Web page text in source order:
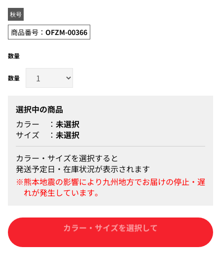
秋号
商品番号： OFZM-00366
数量
選択中の商品
カラー
未選択
サイズ
未選択
カラー・サイズを選択すると
発送予定日・在庫状況が表示されます
カートに入れる